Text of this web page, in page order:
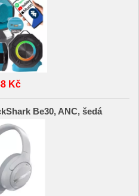
Kč
Be30, ANC, šedá